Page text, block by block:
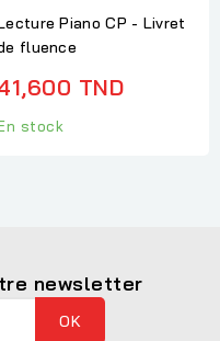
Piano CP - Livret
fluence
TND
stock
newsletter